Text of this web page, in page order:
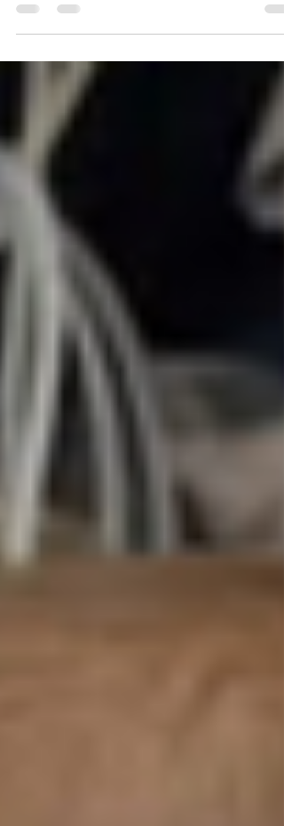
1200 rubans dorés. Le Ride des colibris, c'est
la vie.